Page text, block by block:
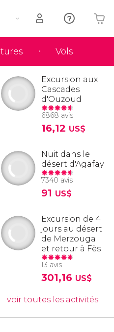
Vols
Votre panier est vide
Excursion aux
Cascades
d'Ouzoud
6868 avis
16,12 US$
Nuit dans le
désert d'Agafay
7340 avis
91 US$
Excursion de 4
jours au désert
de Merzouga
et retour à Fès
13 avis
301,16 US$
voir toutes les activités